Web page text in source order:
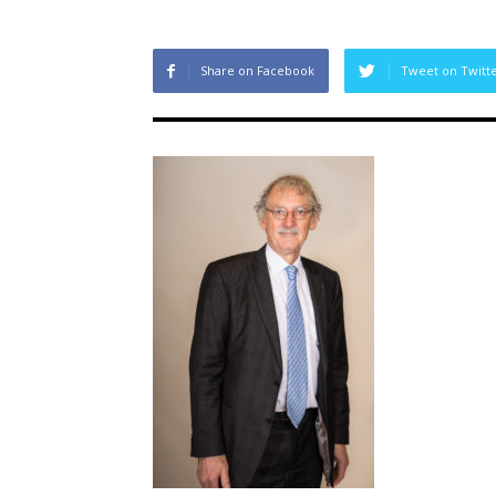
Share on Facebook Tweet on